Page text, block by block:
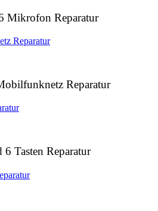
Mikrofon Reparatur
Reparatur
6 Tasten Reparatur